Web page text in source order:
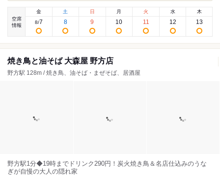
空席
情報
金
8/7
土
8
日
9
月
10
火
11
水
12
木
13
焼き鳥と油そば 大森屋 野方店
野方駅 128m / 焼き鳥、油そば・まぜそば、居酒屋
野方駅1分◆19時までドリンク290円！炭火焼き鳥＆名店仕込みのうな
ぎが自慢の大人の隠れ家